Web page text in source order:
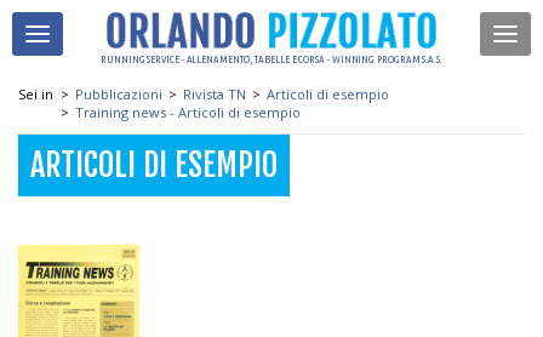
RUNNING SERVICE - ALLENAMENTO, TABELLE E CORSA - WINNING PROGRAM S.A.S.
Sei in > Pubblicazioni > Rivista TN > Articoli di esempio
> Training news - Articoli di esempio
ARTICOLI DI ESEMPIO